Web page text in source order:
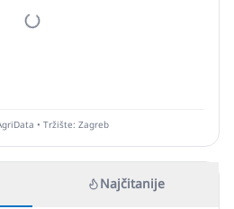
• Tržište: Zagreb
Najčitanije